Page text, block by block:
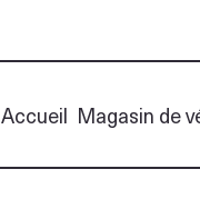
Accueil Magasin de